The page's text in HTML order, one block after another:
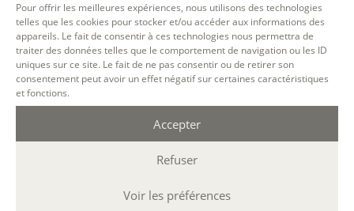
Pour offrir les meilleures expériences, nous utilisons des technologies
telles que les cookies pour stocker et/ou accéder aux informations des
appareils. Le fait de consentir à ces technologies nous permettra de
traiter des données telles que le comportement de navigation ou les ID
uniques sur ce site. Le fait de ne pas consentir ou de retirer son
consentement peut avoir un effet négatif sur certaines caractéristiques
et fonctions.
Accepter
Refuser
Voir les préférences
Tarif formation permanente
Le parcours – Module 2 :
Techniques de base – session
13733
Tarif formation permanente
Le parcours – Module 2 :
13796
816,00